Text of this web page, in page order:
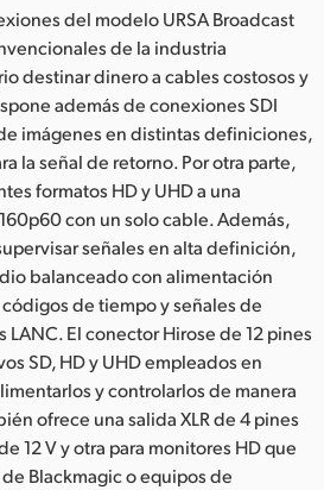
del modelo URSA Broadcast
de la industria
destinar dinero a cables costosos y
además de conexiones SDI
imágenes en distintas definiciones,
la señal de retorno. Por otra parte,
formatos HD y UHD a una
con un solo cable. Además,
señales en alta definición,
balanceado con alimentación
de tiempo y señales de
El conector Hirose de 12 pines
SD, HD y UHD empleados en
y controlarlos de manera
ofrece una salida XLR de 4 pines
12 V y otra para monitores HD que
Blackmagic o equipos de